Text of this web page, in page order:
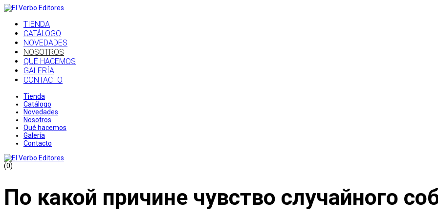
TIENDA
CATÁLOGO
NOVEDADES
NOSOTROS
QUÉ HACEMOS
GALERÍA
CONTACTO
Tienda
Catálogo
Novedades
Nosotros
Qué hacemos
Galería
Contacto
(0)
По какой причине чувство случайного